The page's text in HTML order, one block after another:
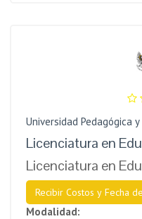
Universidad Pedagógica
Licenciatura en
Licenciatura en
Recibir Costos y Fecha
Modalidad: